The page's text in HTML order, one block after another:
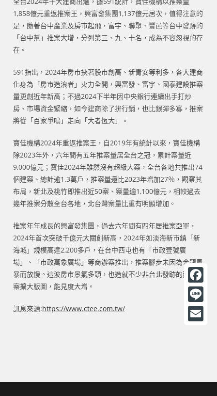
1,858億元重返推案王，興富發集團1,137億元居次，值得注意的
是，隨著台中產業及房市起飛，富宇、聯聚、豐邑等台中發跡的
「台中幫」推案大增，分列第三、九、十名，成為不容忽視的存
在。
591指出，2024年房市挾著股市創高、新青安等利多，各大建商
化身為「房市造浪者」火力全開，興富發、富宇、國泰建設推案
量更創近年新高；不過2024下半年因中央銀行連續出手打炒
房、市場資金緊縮，如今建商除了拚行銷，也比銀彈多寡，推案
將從「百家爭鳴」走向「大者恆大」。
寶佳機構2024年重返推案王，自2019年有統計以來，寶佳機構
除2023年外，六年間有五年推案量居全台之冠，累計案量近
9,000億元；寶佳2024年雖然沒有超級大案，全台各地共推出74
個建案、總計逾1.3萬戶，推案量還比2023年增加27％，觀察其
布局，新北及桃竹即推出近50案、案量逾1,100億元，相較過去
幾年推案分散全台各地，北台灣案量比重有明顯增加。
推案年年成長的興富發集團，過去六年間有四年居推案亞軍，
2024年首次突破千億元大關創新高，2024年如淡海新市鎮「新
海城」規模高達2,200多戶，在台中西屯也有「市政壹號廣
場」、「市政萬象廣場」等商辦案推出，推案腳步未因為金龍風
暴而放慢。這波房市景氣多頭，也造就不少非台北發跡的建商推
案擴大版圖，能見度大增。
訊息來源:https://www.ctee.com.tw/
F
a
c
o
L